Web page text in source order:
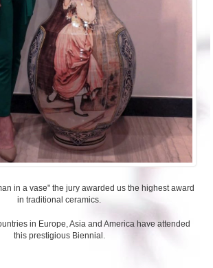
in a vase" the jury awarded us the highest award
in traditional ceramics.
in Europe, Asia and America have attended
this prestigious Biennial.